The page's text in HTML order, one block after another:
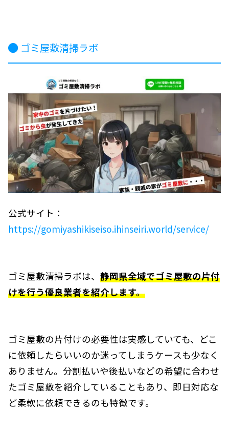
ゴミ屋敷清掃ラボ
公式サイト：
https://gomiyashikiseiso.ihinseiri.world/service/
ゴミ屋敷清掃ラボは、 静岡県全域でゴミ屋敷の片付
けを行う優良業者を紹介します。
ゴミ屋敷の片付けの必要性は実感していても、どこ
に依頼したらいいのか迷ってしまうケースも少なく
ありません。分割払いや後払いなどの希望に合わせ
たゴミ屋敷を紹介していることもあり、即日対応な
ど柔軟に依頼できるのも特徴です。